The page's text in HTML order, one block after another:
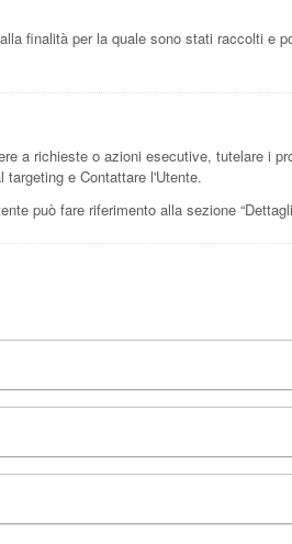
finalità per la quale sono stati raccolti e
a richieste o azioni esecutive, tutelare i
e Contattare l'Utente.
può fare riferimento alla sezione